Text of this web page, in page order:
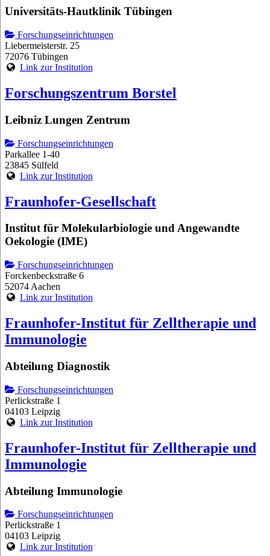
Universitäts-Hautklinik Tübingen
Forschungseinrichtungen
Liebermeisterstr. 25
72076 Tübingen
Link zur Institution
Forschungszentrum Borstel
Leibniz Lungen Zentrum
Forschungseinrichtungen
Parkallee 1-40
23845 Sülfeld
Link zur Institution
Fraunhofer-Gesellschaft
Institut für Molekularbiologie und Angewandte
Oekologie (IME)
Forschungseinrichtungen
Forckenbeckstraße 6
52074 Aachen
Link zur Institution
Fraunhofer-Institut für Zelltherapie und
Immunologie
Abteilung Diagnostik
Forschungseinrichtungen
Perlickstraße 1
04103 Leipzig
Link zur Institution
Fraunhofer-Institut für Zelltherapie und
Immunologie
Abteilung Immunologie
Forschungseinrichtungen
Perlickstraße 1
04103 Leipzig
Link zur Institution